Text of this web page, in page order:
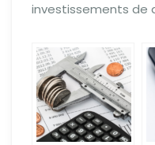
investissements de